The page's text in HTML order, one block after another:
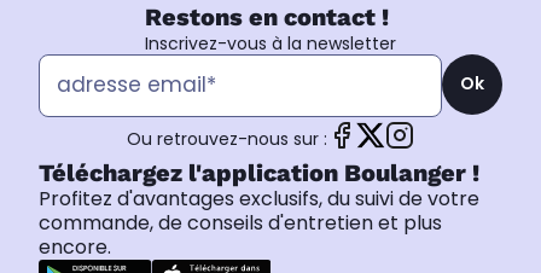
Restons en contact !
Inscrivez-vous à la newsletter
Ok
Ou retrouvez-nous sur :
Téléchargez l'application Boulanger !
Profitez d'avantages exclusifs, du suivi de votre
commande, de conseils d'entretien et plus
encore.